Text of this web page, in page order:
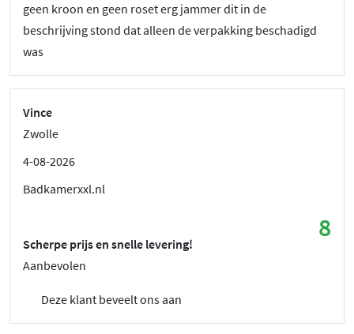
geen kroon en geen roset erg jammer dit in de
beschrijving stond dat alleen de verpakking beschadigd
was
Vince
Zwolle
4-08-2026
Badkamerxxl.nl
8
Scherpe prijs en snelle levering!
Aanbevolen
Deze klant beveelt ons aan